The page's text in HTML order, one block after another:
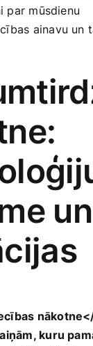
tehnika
par mūsdienu⁣
ainavu un
un
kuru